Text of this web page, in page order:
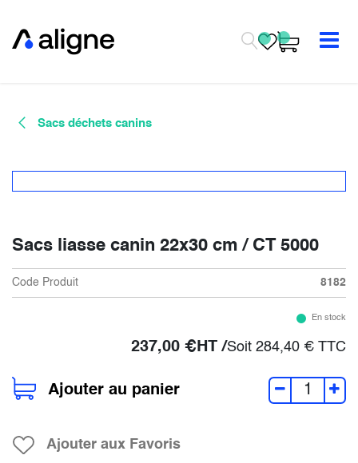
Sacs déchets canins
Sacs liasse canin 22x30 cm / CT 5000
Code Produit 8182
En stock
237,00 €HT /Soit 284,40 € TTC
Ajouter au panier
Ajouter aux Favoris